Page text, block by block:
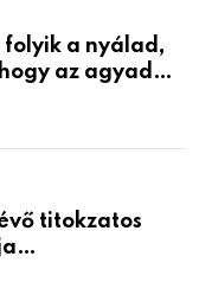
folyik a nyálad,
az agyad…
titokzatos